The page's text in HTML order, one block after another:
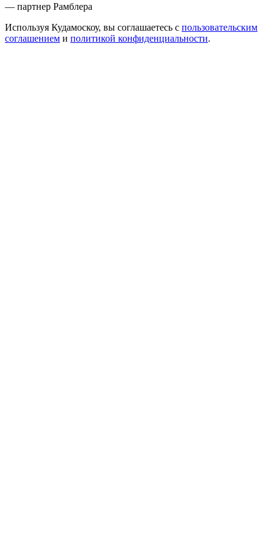
— партнер Рамблера
Используя Кудамоскоу, вы соглашаетесь с пользовательским
соглашением и политикой конфиденциальности.